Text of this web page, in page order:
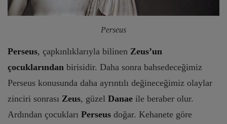
Perseus
Perseus, çapkınlıklarıyla bilinen Zeus’un
çocuklarından birisidir. Daha sonra bahsedeceğimiz
Perseus konusunda daha ayrıntılı değineceğimiz olaylar
zinciri sonrası Zeus, güzel Danae ile beraber olur.
Ardından çocukları Perseus doğar. Kehanete göre